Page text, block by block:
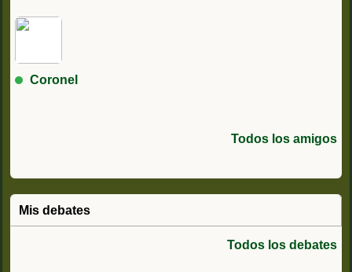
Coronel
Todos los amigos
Mis debates
Todos los debates